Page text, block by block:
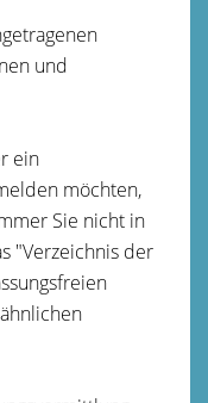
und
ein
möchten,
Sie nicht in
"Verzeichnis der